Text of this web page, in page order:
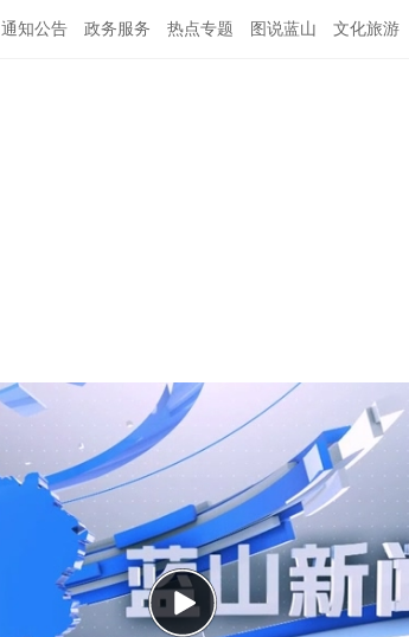
通知公告 政务服务 热点专题 图说蓝山 文化旅游